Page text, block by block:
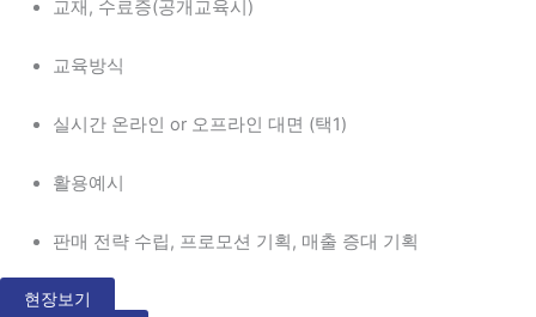
교재, 수료증(공개교육시)
교육방식
실시간 온라인 or 오프라인 대면 (택1)
활용예시
판매 전략 수립, 프로모션 기획, 매출 증대 기획
현장보기